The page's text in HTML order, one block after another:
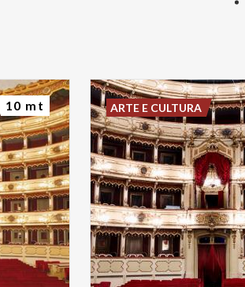
10 mt ARTE E CULTURA